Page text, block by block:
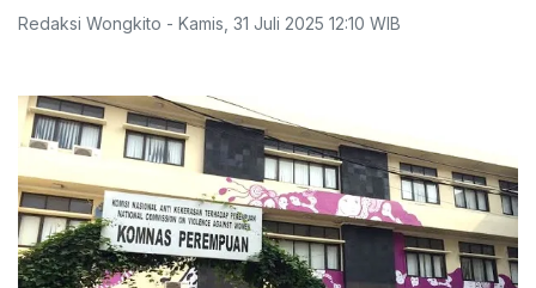
Redaksi Wongkito - Kamis 31 Juli 2025 12:10 WIB